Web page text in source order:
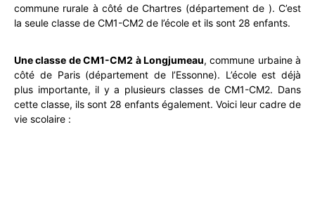
commune rurale à côté de Chartres (département de ). C’est
la seule classe de CM1-CM2 de l’école et ils sont 28 enfants.
Une classe de CM1-CM2 à Longjumeau, commune urbaine à
côté de Paris (département de l’Essonne). L’école est déjà
plus importante, il y a plusieurs classes de CM1-CM2. Dans
cette classe, ils sont 28 enfants également. Voici leur cadre de
vie scolaire :